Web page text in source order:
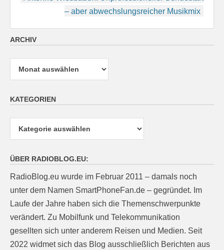
– aber abwechslungsreicher Musikmix
ARCHIV
Archiv
KATEGORIEN
ÜBER RADIOBLOG.EU:
RadioBlog.eu wurde im Februar 2011 – damals noch
unter dem Namen SmartPhoneFan.de – gegründet. Im
Laufe der Jahre haben sich die Themenschwerpunkte
verändert. Zu Mobilfunk und Telekommunikation
gesellten sich unter anderem Reisen und Medien. Seit
2022 widmet sich das Blog ausschließlich Berichten aus